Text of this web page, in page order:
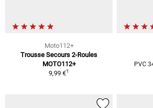
Moto112+
Trousse Secours 2-Roules
MOTO112+
9,99 €1
PVC